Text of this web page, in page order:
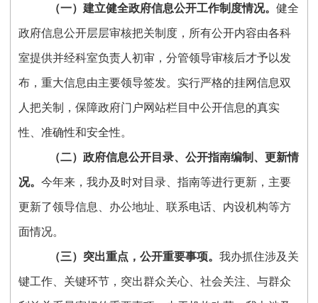
（一）建立健全政府信息公开工作制度情况。健全
政府信息公开层层审核把关制度，所有公开内容由各科
室提供并经科室负责人初审，分管领导审核后才予以发
布，重大信息由主要领导签发。实行严格的挂网信息双
人把关制，保障政府门户网站栏目中公开信息的真实
性、准确性和安全性。
（二）政府信息公开目录、公开指南编制、更新情
况。今年来，我办及时对目录、指南等进行更新，主要
更新了领导信息、办公地址、联系电话、内设机构等方
面情况。
（三）突出重点，公开重要事项。我办抓住涉及关
键工作、关键环节，突出群众关心、社会关注、与群众